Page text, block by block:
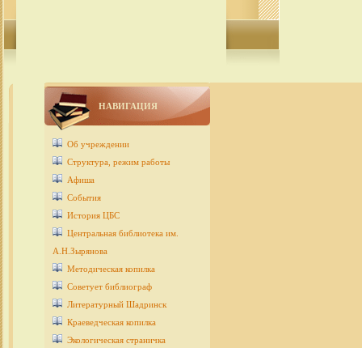
НАВИГАЦИЯ
Об учреждении
Структура, режим работы
Афиша
События
История ЦБС
Центральная библиотека им.
А.Н.Зырянова
Методическая копилка
Советует библиограф
Литературный Шадринск
Краеведческая копилка
Экологическая страничка